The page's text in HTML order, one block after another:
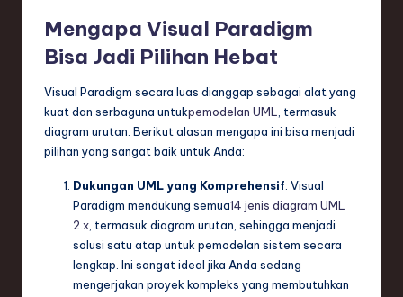
Mengapa Visual Paradigm
Bisa Jadi Pilihan Hebat
Visual Paradigm secara luas dianggap sebagai alat yang
kuat dan serbaguna untukpemodelan UML
, termasuk
diagram urutan. Berikut alasan mengapa ini bisa menjadi
pilihan yang sangat baik untuk Anda:
Dukungan UML yang Komprehensif: Visual
Paradigm mendukung semua14 jenis diagram UML
2.x , termasuk diagram urutan, sehingga menjadi
solusi satu atap untuk pemodelan sistem secara
lengkap. Ini sangat ideal jika Anda sedang
mengerjakan proyek kompleks yang membutuhkan